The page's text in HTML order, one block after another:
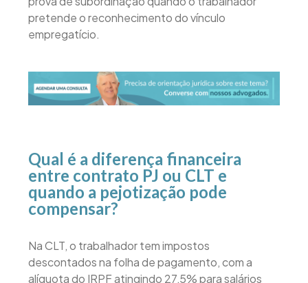
pretende o reconhecimento do vínculo
empregatício.
Qual é a diferença financeira
entre contrato PJ ou CLT e
quando a pejotização pode
compensar?
Na CLT, o trabalhador tem impostos
descontados na folha de pagamento, com a
alíquota do IRPF atingindo 27,5% para salários